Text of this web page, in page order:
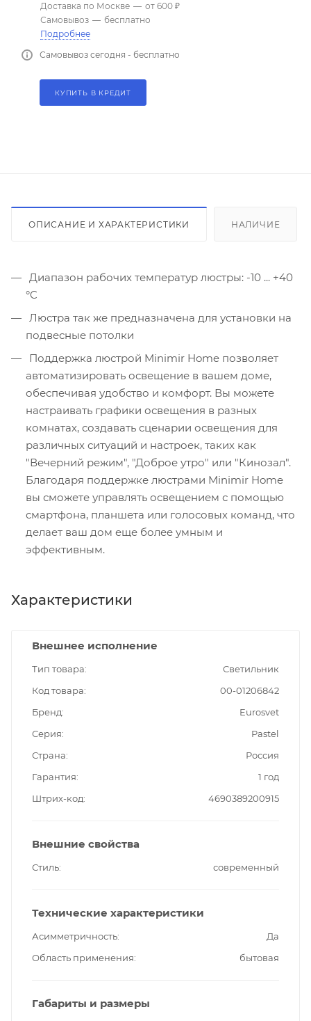
Доставка по Москве — от 600 ₽
Самовывоз — бесплатно
Подробнее
Самовывоз сегодня - бесплатно
КУПИТЬ В КРЕДИТ
ОПИСАНИЕ И ХАРАКТЕРИСТИКИ НАЛИЧИЕ
Диапазон рабочих температур люстры: -10 ... +40
°C
Люстра так же предназначена для установки на
подвесные потолки
Поддержка люстрой Minimir Home позволяет
автоматизировать освещение в вашем доме,
обеспечивая удобство и комфорт. Вы можете
настраивать графики освещения в разных
комнатах, создавать сценарии освещения для
различных ситуаций и настроек, таких как
"Вечерний режим", "Доброе утро" или "Кинозал".
Благодаря поддержке люстрами Minimir Home
вы сможете управлять освещением с помощью
смартфона, планшета или голосовых команд, что
делает ваш дом еще более умным и
эффективным.
Характеристики
Внешнее исполнение
Тип товара
Светильник
Код товара
00-01206842
Бренд
Eurosvet
Серия
Pastel
Страна
Россия
Гарантия
1 год
Штрих-код
4690389200915
Внешние свойства
Стиль современный
Технические характеристики
Асимметричность
Да
Область применения
бытовая
Габариты и размеры